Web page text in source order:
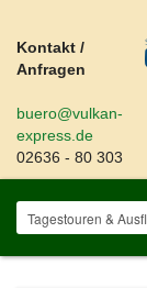
Kontakt /
Anfragen
buero@vulkan-
express.de
02636 - 80 303